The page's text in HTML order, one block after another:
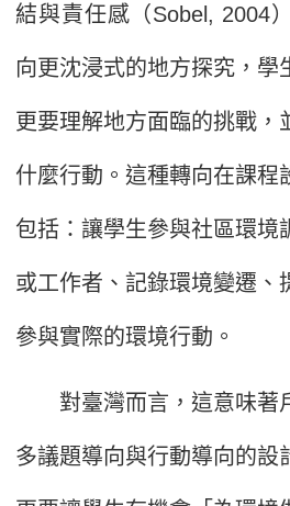
結與責任感（Sobel, 2004
向更沈浸式的地方探究，學
更要理解地方面臨的挑戰，
什麼行動。這種轉向在課程
包括：讓學生參與社區環境
或工作者、記錄環境變遷、
參與實際的環境行動。
對臺灣而言，這意味著
多議題導向與行動導向的設